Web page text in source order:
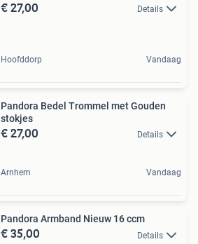
€ 27,00 Details
Hoofddorp Vandaag
Pandora Bedel Trommel met Gouden
stokjes
€ 27,00 Details
Arnhem Vandaag
Pandora Armband Nieuw 16 ccm
€ 35,00 Details